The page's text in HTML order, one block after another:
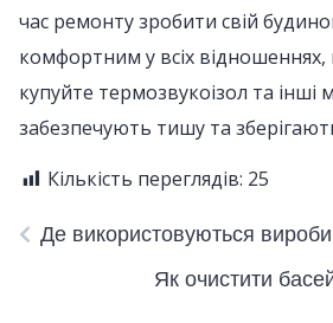
час ремонту зробити свій
комфортним у всіх
купуйте термозвукоізол та інші
забезпечують тишу та
Кількість переглядів: 25
Де використовуються вироби
Як очистити